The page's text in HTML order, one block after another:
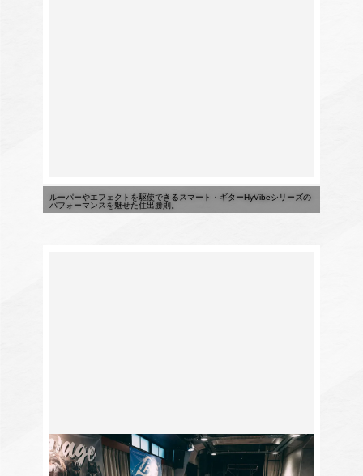
ルーパーやエフェクトを駆使できるスマート・ギターHyVibeシリーズの
パフォーマンスを魅せた住出勝則。